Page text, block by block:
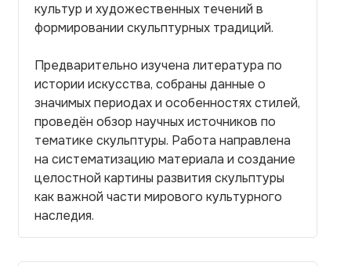
культур и художественных течений в
формировании скульптурных традиций.
Предварительно изучена литература по
истории искусства, собраны данные о
значимых периодах и особенностях стилей,
проведён обзор научных источников по
тематике скульптуры. Работа направлена
на систематизацию материала и создание
целостной картины развития скульптуры
как важной части мирового культурного
наследия.